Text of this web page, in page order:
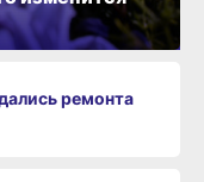
ремонта